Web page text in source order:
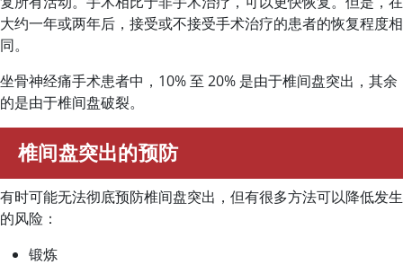
大约一年或两年后，接受或不接受手术治疗的患者的恢复程度相
同。
坐骨神经痛手术患者中，10% 至 20% 是由于椎间盘突出，其余
的是由于椎间盘破裂。
椎间盘突出的预防
有时可能无法彻底预防椎间盘突出，但有很多方法可以降低发生
的风险：
锻炼